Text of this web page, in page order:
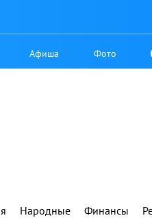
Афиша Фото
Народные Финансы